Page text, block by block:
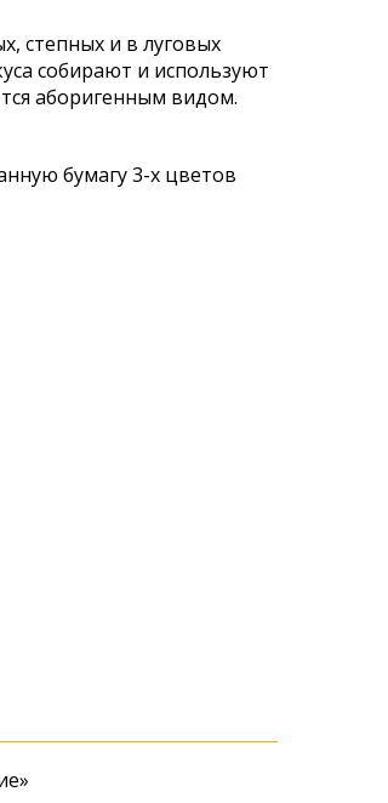
степных и в луговых
собирают и используют
аборигенным видом.
бумагу 3-х цветов